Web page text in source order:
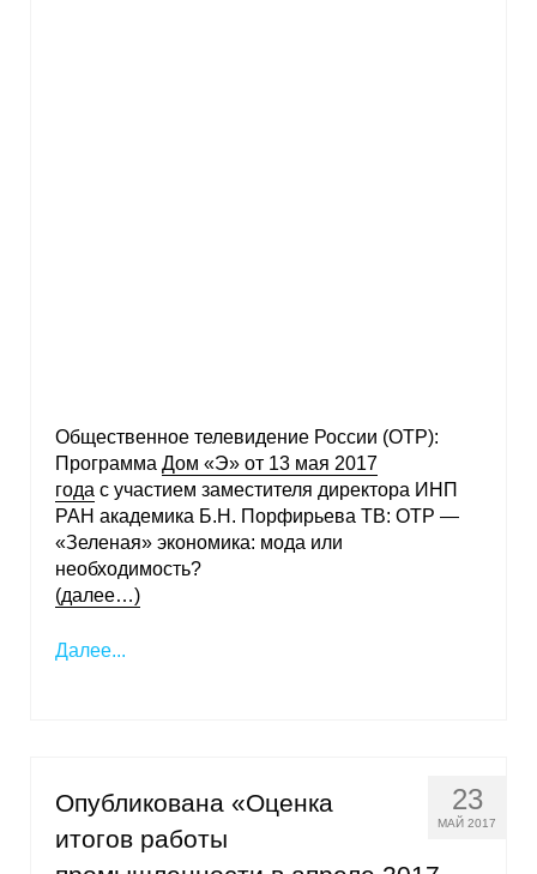
Общественное телевидение России (ОТР):
Программа Дом «Э» от 13 мая 2017
года с участием заместителя директора ИНП
РАН академика Б.Н. Порфирьева ТВ: ОТР —
«Зеленая» экономика: мода или
необходимость?
(далее…)
Далее...
23
МАЙ 2017
Опубликована «Оценка
итогов работы